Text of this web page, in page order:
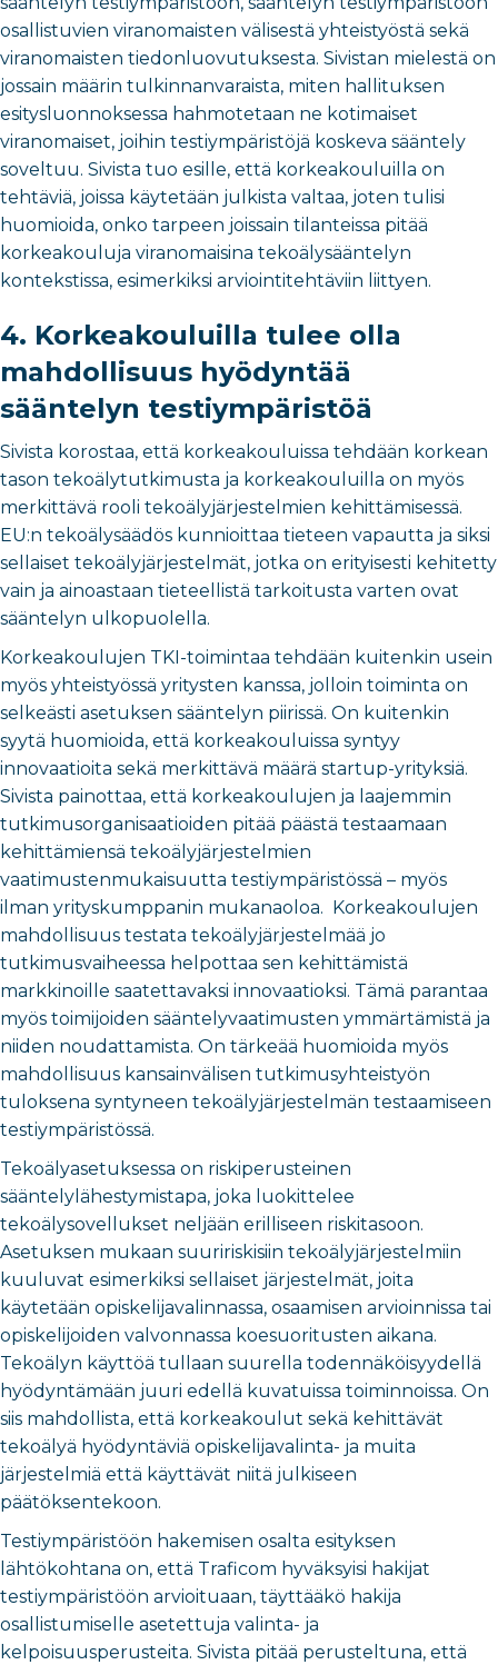
osallistuvien viranomaisten välisestä yhteistyöstä sekä
viranomaisten tiedonluovutuksesta. Sivistan mielestä on
jossain määrin tulkinnanvaraista, miten hallituksen
esitysluonnoksessa hahmotetaan ne kotimaiset
viranomaiset, joihin testiympäristöjä koskeva sääntely
soveltuu. Sivista tuo esille, että korkeakouluilla on
tehtäviä, joissa käytetään julkista valtaa, joten tulisi
huomioida, onko tarpeen joissain tilanteissa pitää
korkeakouluja viranomaisina tekoälysääntelyn
kontekstissa, esimerkiksi arviointitehtäviin liittyen.
4. Korkeakouluilla tulee olla
mahdollisuus hyödyntää
sääntelyn testiympäristöä
Sivista korostaa, että korkeakouluissa tehdään korkean
tason tekoälytutkimusta ja korkeakouluilla on myös
merkittävä rooli tekoälyjärjestelmien kehittämisessä.
EU:n tekoälysäädös kunnioittaa tieteen vapautta ja siksi
sellaiset tekoälyjärjestelmät, jotka on erityisesti kehitetty
vain ja ainoastaan tieteellistä tarkoitusta varten ovat
sääntelyn ulkopuolella.
Korkeakoulujen TKI-toimintaa tehdään kuitenkin usein
myös yhteistyössä yritysten kanssa, jolloin toiminta on
selkeästi asetuksen sääntelyn piirissä. On kuitenkin
syytä huomioida, että korkeakouluissa syntyy
innovaatioita sekä merkittävä määrä startup-yrityksiä.
Sivista painottaa, että korkeakoulujen ja laajemmin
tutkimusorganisaatioiden pitää päästä testaamaan
kehittämiensä tekoälyjärjestelmien
vaatimustenmukaisuutta testiympäristössä – myös
ilman yrityskumppanin mukanaoloa. Korkeakoulujen
mahdollisuus testata tekoälyjärjestelmää jo
tutkimusvaiheessa helpottaa sen kehittämistä
markkinoille saatettavaksi innovaatioksi. Tämä parantaa
myös toimijoiden sääntelyvaatimusten ymmärtämistä ja
niiden noudattamista. On tärkeää huomioida myös
mahdollisuus kansainvälisen tutkimusyhteistyön
tuloksena syntyneen tekoälyjärjestelmän testaamiseen
testiympäristössä.
Tekoälyasetuksessa on riskiperusteinen
sääntelylähestymistapa, joka luokittelee
tekoälysovellukset neljään erilliseen riskitasoon.
Asetuksen mukaan suuririskisiin tekoälyjärjestelmiin
kuuluvat esimerkiksi sellaiset järjestelmät, joita
käytetään opiskelijavalinnassa, osaamisen arvioinnissa tai
opiskelijoiden valvonnassa koesuoritusten aikana.
Tekoälyn käyttöä tullaan suurella todennäköisyydellä
hyödyntämään juuri edellä kuvatuissa toiminnoissa. On
siis mahdollista, että korkeakoulut sekä kehittävät
tekoälyä hyödyntäviä opiskelijavalinta- ja muita
järjestelmiä että käyttävät niitä julkiseen
päätöksentekoon.
Testiympäristöön hakemisen osalta esityksen
lähtökohtana on, että Traficom hyväksyisi hakijat
testiympäristöön arvioituaan, täyttääkö hakija
osallistumiselle asetettuja valinta- ja
kelpoisuusperusteita. Sivista pitää perusteltuna, että